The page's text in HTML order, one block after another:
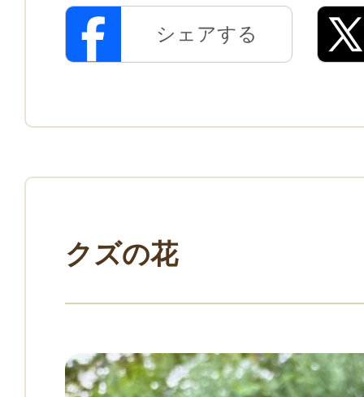
シェアする
クズの花